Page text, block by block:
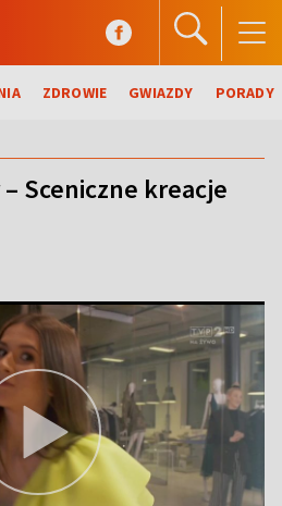
ZDROWIE GWIAZDY PORADY
Sceniczne kreacje